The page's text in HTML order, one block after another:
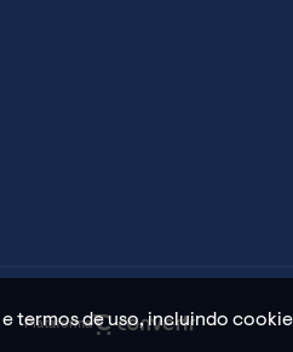
Plataformade uso, incluindo